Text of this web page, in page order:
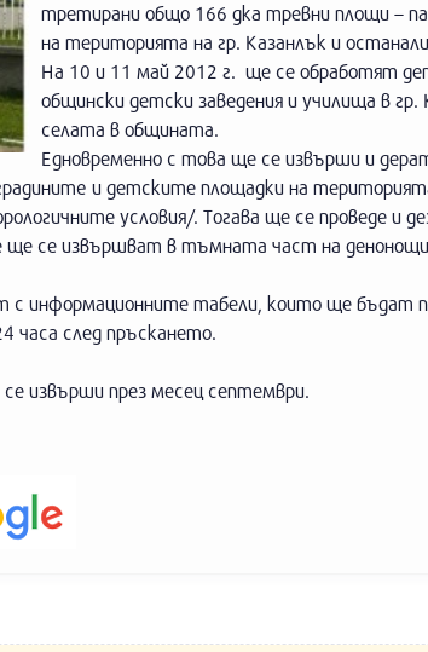
третирани общо 166 дка тревни площи –
на територията на гр. Казанлък и
На 10 и 11 май 2012 г. ще се обработят
общински детски заведения и училища в
селата в общината.
Едновременно с това ще се извърши и
и детските площадки на
условия/. Тогава ще се проведе и
ще се извършват в тъмната част на
с информационните табели, които ще бъдат
часа след пръскането.
извърши през месец септември.